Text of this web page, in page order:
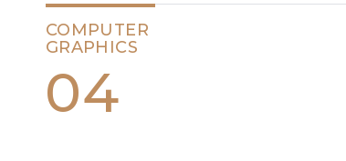
COMPUTER
GRAPHICS
04